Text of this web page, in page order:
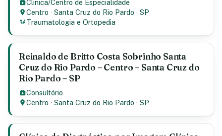
Clinica/Centro de Especialidade
Centro ·Santa Cruz do Rio Pardo ·SP
Traumatologia e Ortopedia
Reinaldo de Britto Costa Sobrinho Santa
Cruz do Rio Pardo – Centro – Santa Cruz do
Rio Pardo – SP
Consultório
Centro ·Santa Cruz do Rio Pardo ·SP